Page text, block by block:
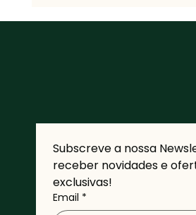
Subscreve a nossa
receber novidades e
exclusivas!
Email *